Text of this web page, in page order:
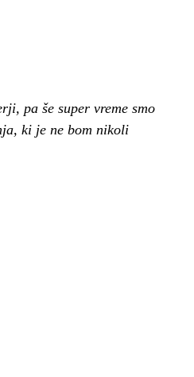
pa še super vreme smo
ki je ne bom nikoli